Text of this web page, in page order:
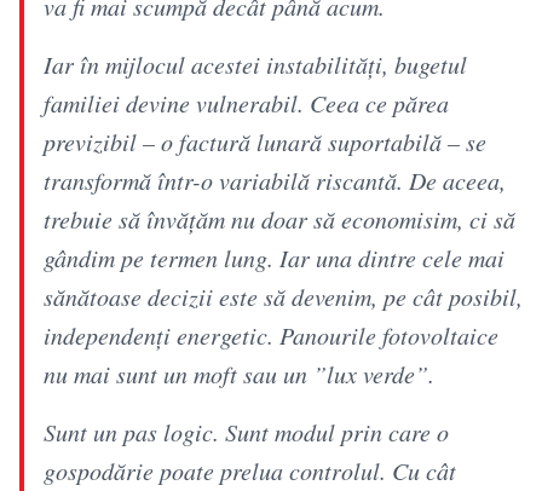
Iar în mijlocul acestei instabilități, bugetul
familiei devine vulnerabil. Ceea ce părea
previzibil – o factură lunară suportabilă – se
transformă într-o variabilă riscantă. De aceea,
trebuie să învățăm nu doar să economisim, ci să
gândim pe termen lung. Iar una dintre cele mai
sănătoase decizii este să devenim, pe cât posibil,
independenți energetic. Panourile fotovoltaice
nu mai sunt un moft sau un ”lux verde”.
Sunt un pas logic. Sunt modul prin care o
gospodărie poate prelua controlul. Cu cât